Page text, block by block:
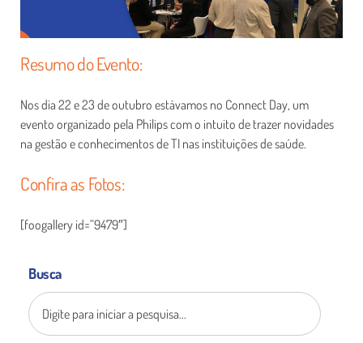
Resumo do Evento:
Nos dia 22 e 23 de outubro estávamos no Connect Day, um
evento organizado pela Philips com o intuito de trazer novidades
na gestão e conhecimentos de TI nas instituições de saúde.
Confira as Fotos:
[foogallery id=”9479″]
Busca